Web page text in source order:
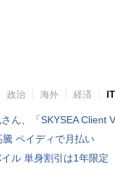
政治 海外 経済 IT
View」新CMで「AI労務改善」をアピール 働き方をAIが分析したら「すぐに休ん
騰 ペイディで月払い
ル 単身割引は1年限定